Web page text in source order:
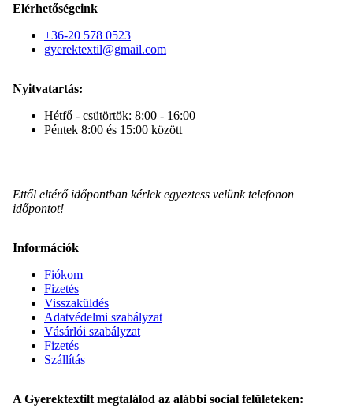
Elérhetőségeink
+36-20 578 0523
gyerektextil@gmail.com
Nyitvatartás:
Hétfő - csütörtök: 8:00 - 16:00
Péntek 8:00 és 15:00 között
Ettől eltérő időpontban kérlek egyeztess velünk telefonon
időpontot!
Információk
Fiókom
Fizetés
Visszaküldés
Adatvédelmi szabályzat
Vásárlói szabályzat
Fizetés
Szállítás
A Gyerektextilt megtalálod az alábbi social felületeken: